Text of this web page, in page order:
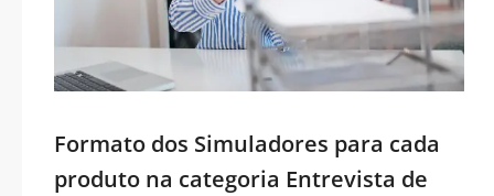
Formato dos Simuladores para cada
produto na categoria Entrevista de